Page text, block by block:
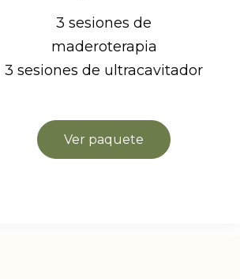
3 sesiones de
maderoterapia
3 sesiones de ultracavitador
Ver paquete